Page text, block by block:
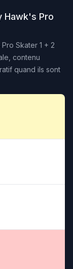
Hawk's Pro
Skater 1 + 2
contenu
quand ils sont